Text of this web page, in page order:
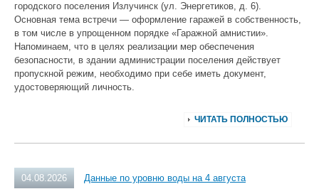
городского поселения Излучинск (ул. Энергетиков, д. 6).
Основная тема встречи — оформление гаражей в собственность,
в том числе в упрощенном порядке «Гаражной амнистии».
Напоминаем, что в целях реализации мер обеспечения
безопасности, в здании администрации поселения действует
пропускной режим, необходимо при себе иметь документ,
удостоверяющий личность.
ЧИТАТЬ ПОЛНОСТЬЮ
04.08.2026 Данные по уровню воды на 4 августа